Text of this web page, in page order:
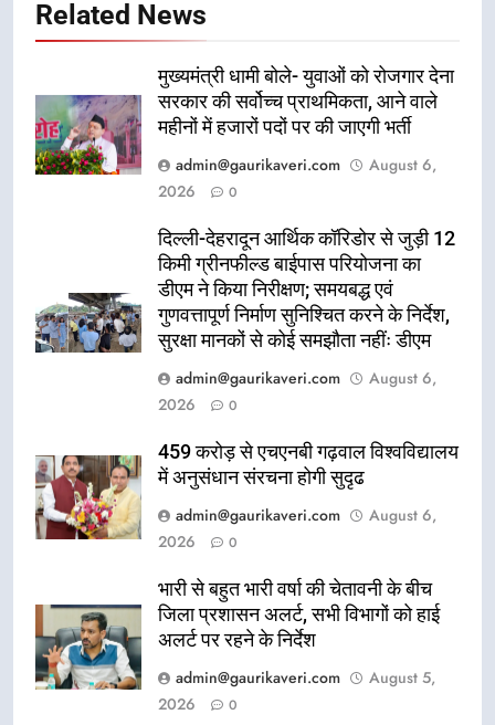
Related News
मुख्यमंत्री धामी बोले- युवाओं को रोजगार देना
सरकार की सर्वोच्च प्राथमिकता, आने वाले
महीनों में हजारों पदों पर की जाएगी भर्ती
admin@gaurikaveri.com
August 6,
2026
0
दिल्ली-देहरादून आर्थिक कॉरिडोर से जुड़ी 12
किमी ग्रीनफील्ड बाईपास परियोजना का
डीएम ने किया निरीक्षण; समयबद्ध एवं
गुणवत्तापूर्ण निर्माण सुनिश्चित करने के निर्देश,
सुरक्षा मानकों से कोई समझौता नहींः डीएम
admin@gaurikaveri.com
August 6,
2026
0
459 करोड़ से एचएनबी गढ़वाल विश्वविद्यालय
में अनुसंधान संरचना होगी सुदृढ
admin@gaurikaveri.com
August 6,
2026
0
भारी से बहुत भारी वर्षा की चेतावनी के बीच
जिला प्रशासन अलर्ट, सभी विभागों को हाई
अलर्ट पर रहने के निर्देश
admin@gaurikaveri.com
August 5,
2026
0